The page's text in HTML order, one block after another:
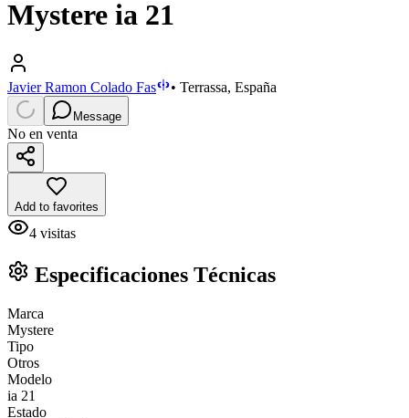
Mystere ia 21
Javier Ramon Colado Fas • Terrassa, España
Message
No en venta
Add to favorites
4 visitas
Especificaciones Técnicas
Marca
Mystere
Tipo
Otros
Modelo
ia 21
Estado